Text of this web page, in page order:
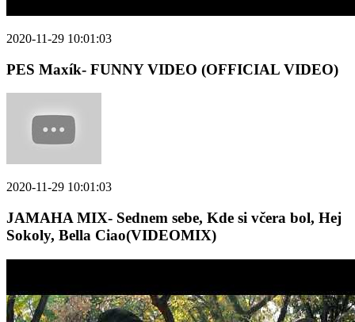
2020-11-29 10:01:03
PES Maxík- FUNNY VIDEO (OFFICIAL VIDEO)
2020-11-29 10:01:03
JAMAHA MIX- Sednem sebe, Kde si včera bol, Hej
Sokoly, Bella Ciao(VIDEOMIX)